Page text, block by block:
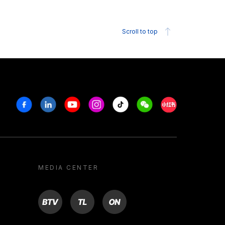
Scroll to top
FacebookLinkedinYoutubeInstagram
Tiktok WeechatXiaohongshu/
MEDIA CENTER
BTV TL ON